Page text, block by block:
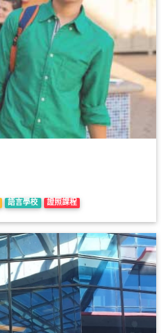
語言學校 證照課程